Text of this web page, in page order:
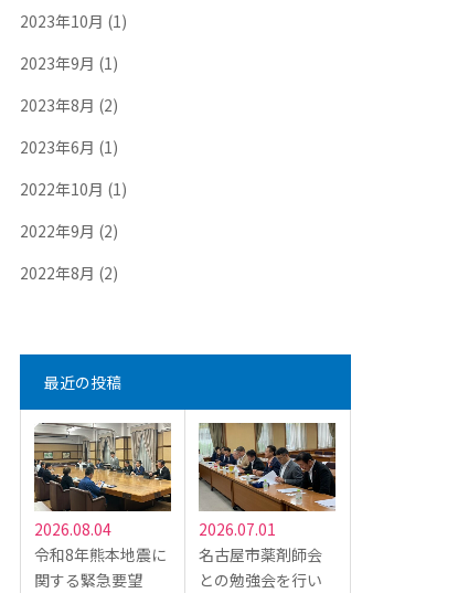
2023年10月 (1)
2023年9月 (1)
2023年8月 (2)
2023年6月 (1)
2022年10月 (1)
2022年9月 (2)
2022年8月 (2)
最近の投稿
2026.08.04
令和8年熊本地震に
関する緊急要望
2026.07.01
名古屋市薬剤師会
との勉強会を行い